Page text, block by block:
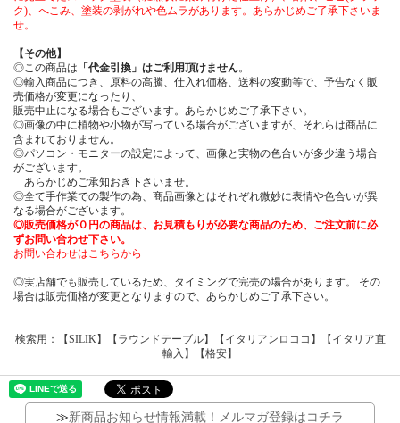
ク)、へこみ、塗装の剥がれや色ムラがあります。あらかじめご了承下さいま
せ。
【その他】
◎この商品は 「代金引換」はご利用頂けません。
◎輸入商品につき、原料の高騰、仕入れ価格、送料の変動等で、予告なく販
売価格が変更になったり、
販売中止になる場合もございます。あらかじめご了承下さい。
◎画像の中に植物や小物が写っている場合がございますが、それらは商品に
含まれておりません。
◎パソコン・モニターの設定によって、画像と実物の色合いが多少違う場合
がございます。
あらかじめご承知おき下さいませ。
◎全て手作業での製作の為、商品画像とはそれぞれ微妙に表情や色合いが異
なる場合がございます。
◎販売価格が０円の商品は、お見積もりが必要な商品のため、ご注文前に必
ずお問い合わせ下さい。
お問い合わせはこちらから
◎実店舗でも販売しているため、タイミングで完売の場合があります。 その
場合は販売価格が変更となりますので、あらかじめご了承下さい。
検索用：【SILIK】【ラウンドテーブル】【イタリアンロココ】【イタリア直
輸入】【格安】
≫新商品お知らせ情報満載！メルマガ登録はコチラ